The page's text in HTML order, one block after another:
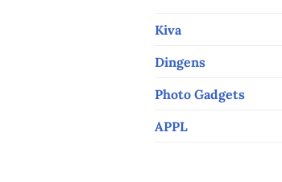
Kiva
Dingens
Photo Gadgets
APPL